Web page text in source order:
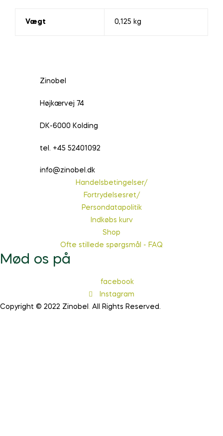
Vægt 0,125 kg
Zinobel
Højkærvej 74
DK-6000 Kolding
tel. +45 52401092
info@zinobel.dk
Handelsbetingelser/
Fortrydelsesret/
Persondatapolitik
Indkøbs kurv
Shop
Ofte stillede spørgsmål - FAQ
Mød os på
facebook
Instagram
Copyright © 2022 Zinobel . All Rights Reserved.